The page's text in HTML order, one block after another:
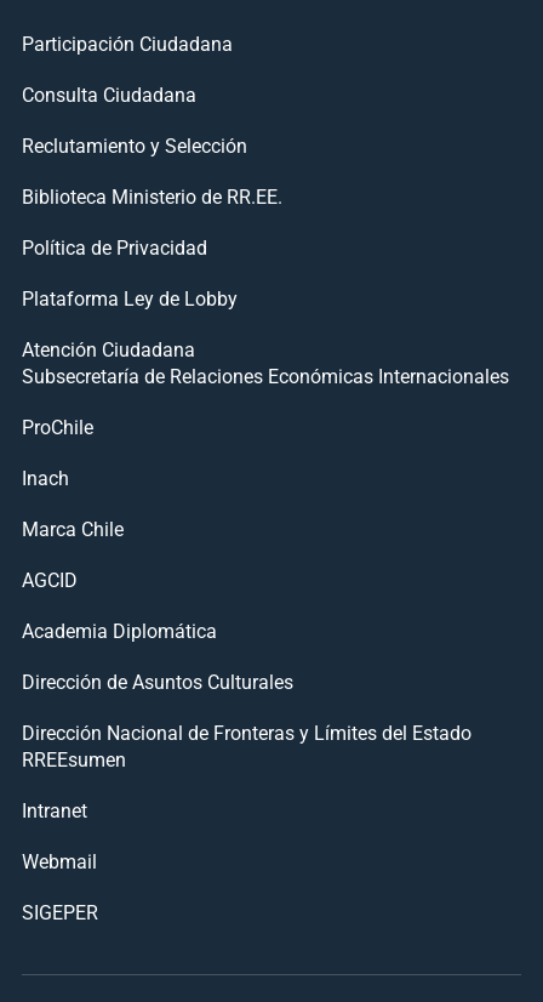
Participación Ciudadana
Consulta Ciudadana
Reclutamiento y Selección
Biblioteca Ministerio de RR.EE.
Política de Privacidad
Plataforma Ley de Lobby
Atención Ciudadana
Subsecretaría de Relaciones Económicas Internacionales
ProChile
Inach
Marca Chile
AGCID
Academia Diplomática
Dirección de Asuntos Culturales
Dirección Nacional de Fronteras y Límites del Estado
RREEsumen
Intranet
Webmail
SIGEPER